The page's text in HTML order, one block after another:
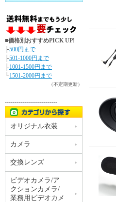
■価格別おすすめPICK UP!
├500円まで
├501-1000円まで
├1001-1500円まで
└1501-2000円まで
（不定期更新）
---------------------------
オリジナル衣装
カメラ
交換レンズ
ビデオカメラ/ア
クションカメラ/
業務用ビデオカメ